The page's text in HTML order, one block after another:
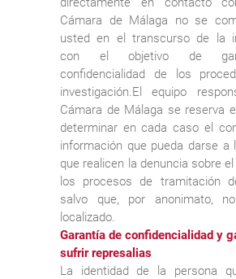
Cámara de Málaga no se
usted en el transcurso de la
con el objetivo de
confidencialidad de los
investigación.El equipo
Cámara de Málaga se reserva
determinar en cada caso el
información que pueda darse a
que realicen la denuncia sobre
los procesos de tramitación
salvo que, por anonimato,
localizado.
Garantía de confidencialidad y
sufrir represalias
La identidad de la persona